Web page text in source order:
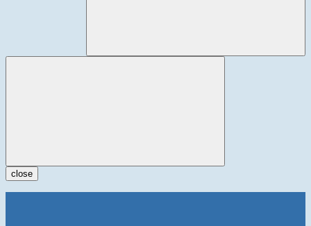
close